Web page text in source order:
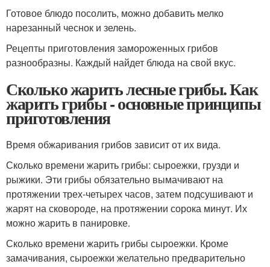
Готовое блюдо посолить, можно добавить мелко
нарезанный чеснок и зелень.
Рецепты приготовления замороженных грибов
разнообразны. Каждый найдет блюда на свой вкус.
Сколько жарить лесные грибы. Как
жарить грибы - основные принципы
приготовления
Время обжаривания грибов зависит от их вида.
Сколько времени жарить грибы: сыроежки, грузди и
рыжики. Эти грибы обязательно вымачивают на
протяжении трех-четырех часов, затем подсушивают и
жарят на сковороде, на протяжении сорока минут. Их
можно жарить в панировке.
Сколько времени жарить грибы сыроежки. Кроме
замачивания, сыроежки желательно предварительно